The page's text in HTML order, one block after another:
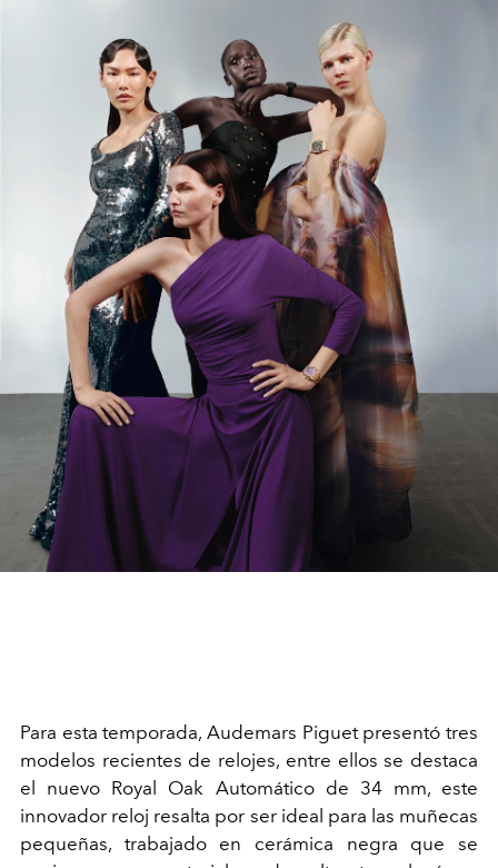
Para esta temporada, Audemars Piguet presentó tres
modelos recientes de relojes, entre ellos se destaca
el nuevo Royal Oak Automático de 34 mm, este
innovador reloj resalta por ser ideal para las muñecas
pequeñas, trabajado en cerámica negra que se